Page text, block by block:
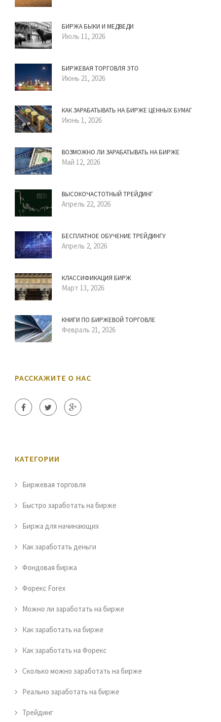
БИРЖА БЫКИ И МЕДВЕДИ
Июль 11, 2026
БИРЖЕВАЯ ТОРГОВЛЯ ЭТО
Июнь 21, 2026
КАК ЗАРАБАТЫВАТЬ НА БИРЖЕ ЦЕННЫХ БУМАГ
Июнь 1, 2026
ВОЗМОЖНО ЛИ ЗАРАБАТЫВАТЬ НА БИРЖЕ
Май 12, 2026
ВЫСОКОЧАСТОТНЫЙ ТРЕЙДИНГ
Апрель 22, 2026
БЕСПЛАТНОЕ ОБУЧЕНИЕ ТРЕЙДИНГУ
Апрель 2, 2026
КЛАССИФИКАЦИЯ БИРЖ
Март 13, 2026
КНИГИ ПО БИРЖЕВОЙ ТОРГОВЛЕ
Февраль 21, 2026
РАССКАЖИТЕ О НАС
КАТЕГОРИИ
Биржевая торговля
Быстро заработать на бирже
Биржа для начинающих
Как заработать деньги
Фондовая биржа
Форекс Forex
Можно ли заработать на бирже
Как заработать на бирже
Как заработать на Форекс
Сколько можно заработать на бирже
Реально заработать на бирже
Трейдинг